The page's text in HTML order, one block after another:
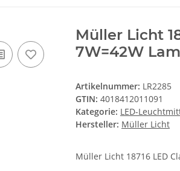
Müller Licht
7W=42W
Artikelnummer: LR2285
GTIN: 4018412011091
Kategorie: LED-
Hersteller: Müller Licht
Müller Licht 18716 LED